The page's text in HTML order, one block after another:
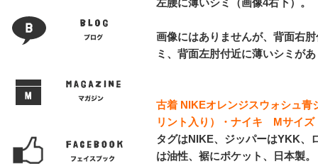
左腰に薄いシミ（画像4右下）。
画像にはありませんが、背面右
ミ、背面左肘付近に薄いシミが
古着 NIKEオレンジスウォシュ青
リント入り）・ナイキ Mサイズ
タグはNIKE、ジッパーはYKK、
は油性、裾にポケット、日本製。